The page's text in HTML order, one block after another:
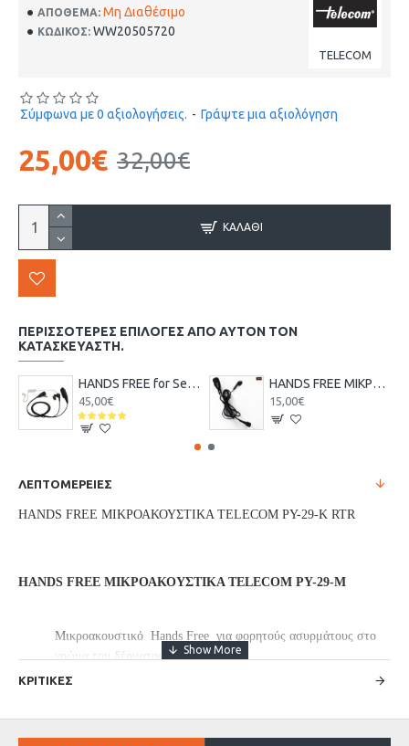
ΑΠΌΘΕΜΑ: Μη Διαθέσιμο
ΚΩΔΙΚΟΣ: WW20505720
TELECOM
Σύμφωνα με 0 αξιολογήσεις. - Γράψτε μια αξιολόγηση
25,00€ 32,00€
ΚΑΛΆΘΙ
ΠΕΡΙΣΣΌΤΕΡΕΣ ΕΠΙΛΟΓΈΣ ΑΠΌ ΑΥΤΌΝ ΤΟΝ
ΚΑΤΑΣΚΕΥΑΣΤΉ.
HANDS FREE for Sepura SARI-MAT-STP-8000
45,00€
HANDS FREE ΜΙΚΡΟΑΚΟΥΣΤΙΚΑ TELECOM JD-1301
15,00€
ΛΕΠΤΟΜΕΡΕΙΕΣ
HANDS FREE ΜΙΚΡΟΑΚΟΥΣΤΙΚΑ TELECOM PY-29-K RTR
HANDS FREE ΜΙΚΡΟΑΚΟΥΣΤΙΚΑ TELECOM PY-29-M
Μικροακουστικό Hands Free για φορητούς ασυρμάτους στο
χρώμα του δέρματος
Σύνδεσμος: 2 ακίδων Γωνιακός
Μικροακουστικό φορητών ασυρμάτων
Μικρόφωνο με πλήκτρο εκπομπής PTT ( Push To Talk
ΚΡΙΤΙΚΕΣ